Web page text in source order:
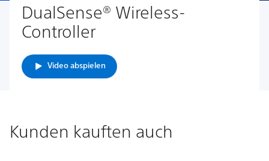
DualSense® Wireless-
Controller
Video abspielen
Kunden kauften auch